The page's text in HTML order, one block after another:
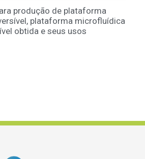
produção de plataforma
plataforma microfluídica
obtida e seus usos